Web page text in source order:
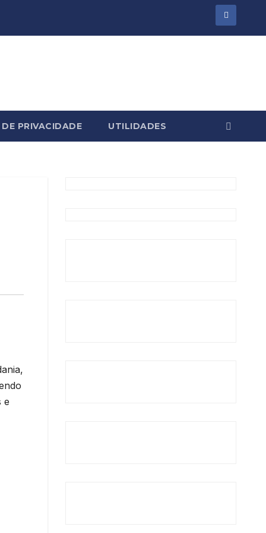
PRIVACIDADE UTILIDADES
e